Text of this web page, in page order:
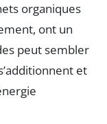
organiques
ont un
peut sembler
et